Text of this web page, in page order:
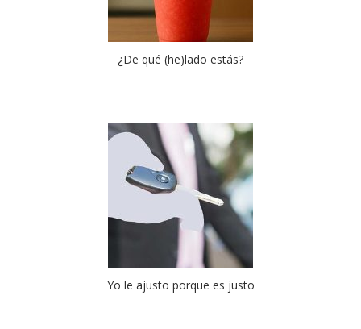
¿De qué (he)lado estás?
Yo le ajusto porque es justo